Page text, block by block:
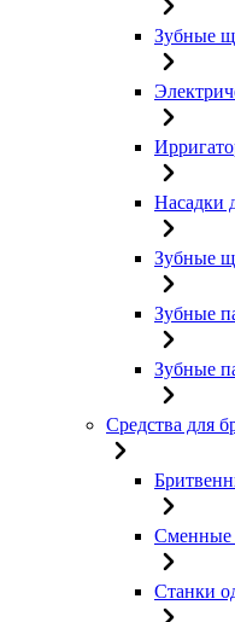
Зубные
Насадки
Зубные
Зубные
Зубные
Средства для
Сменные
Станки